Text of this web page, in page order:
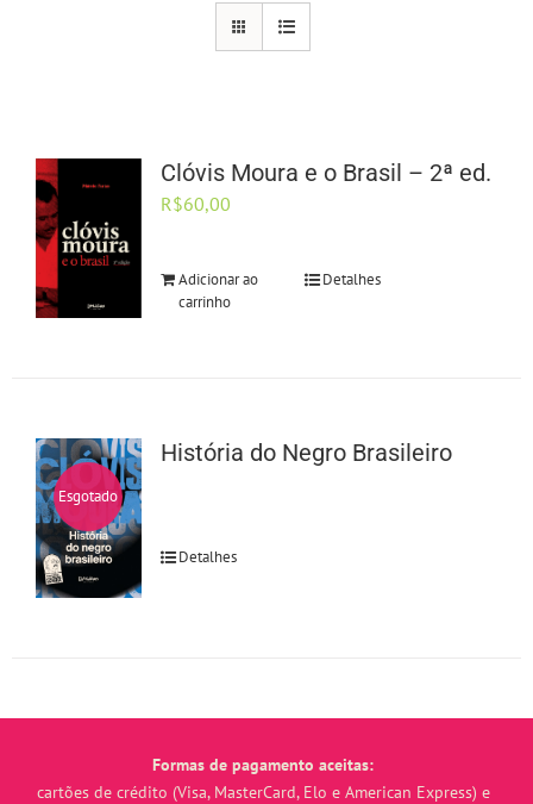
Clóvis Moura e o Brasil – 2ª ed.
R$60,00
Adicionar ao
carrinho
Detalhes
Esgotado
História do Negro Brasileiro
Detalhes
Formas de pagamento aceitas:
cartões de crédito (Visa, MasterCard, Elo e American Express) e